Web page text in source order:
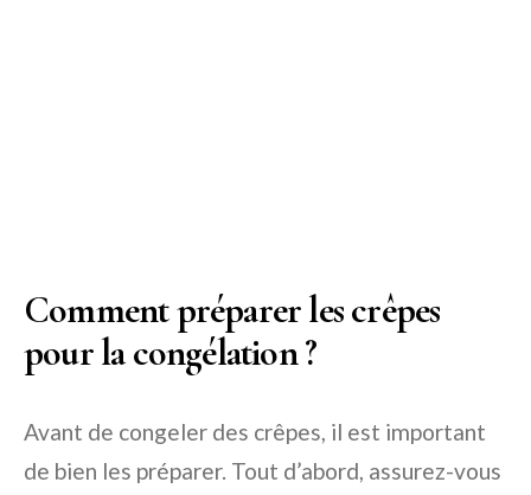
Comment préparer les crêpes
pour la congélation ?
Avant de congeler des crêpes, il est important
de bien les préparer. Tout d’abord, assurez-vous